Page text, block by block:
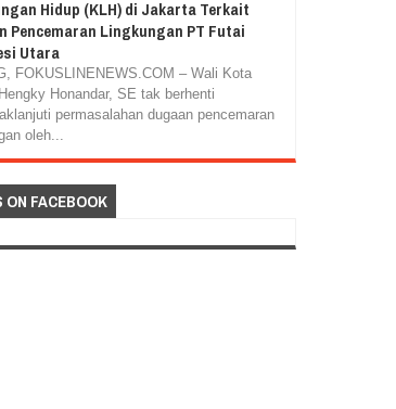
Hidup (KLH) di Jakarta Terkait
Pencemaran Lingkungan PT Futai
Utara
FOKUSLINENEWS.COM – Wali Kota
Honandar, SE tak berhenti
permasalahan dugaan pencemaran
oleh...
ON FACEBOOK